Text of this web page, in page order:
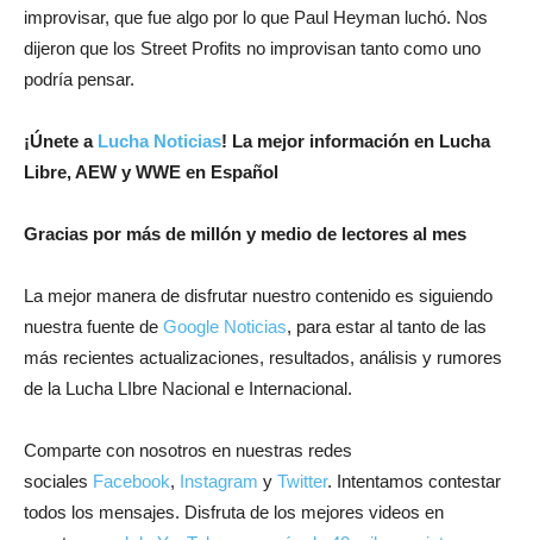
improvisar, que fue algo por lo que Paul Heyman luchó. Nos
dijeron que los Street Profits no improvisan tanto como uno
podría pensar.
¡Únete a Lucha Noticias! La mejor información en Lucha
Libre, AEW y WWE en Español
Gracias por más de millón y medio de lectores al mes
La mejor manera de disfrutar nuestro contenido es siguiendo
nuestra fuente de Google Noticias, para estar al tanto de las
más recientes actualizaciones, resultados, análisis y rumores
de la Lucha LIbre Nacional e Internacional.
Comparte con nosotros en nuestras redes
sociales Facebook, Instagram y Twitter. Intentamos contestar
todos los mensajes. Disfruta de los mejores videos en